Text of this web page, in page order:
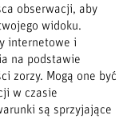
obserwacji, aby
widoku.
internetowe i
na podstawie
zorzy. Mogą one być
w czasie
są sprzyjające